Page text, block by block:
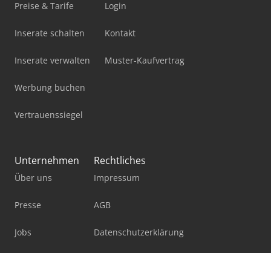
Preise & Tarife
Inserate schalten
Inserate verwalten
Werbung buchen
Vertrauenssiegel
Login
Kontakt
Muster-Kaufvertrag
Unternehmen
Über uns
Presse
Jobs
Rechtliches
Impressum
AGB
Datenschutzerklärung